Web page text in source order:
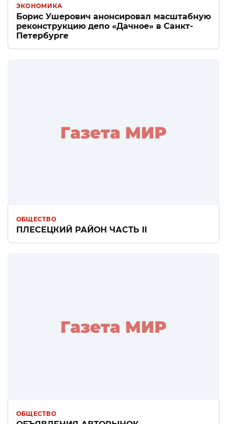
ЭКОНОМИКА
Борис Ушерович анонсировал масштабную
реконструкцию депо «Дачное» в Санкт-
Петербурге
ОБЩЕСТВО
ПЛЕСЕЦКИЙ РАЙОН ЧАСТЬ II
ОБЩЕСТВО